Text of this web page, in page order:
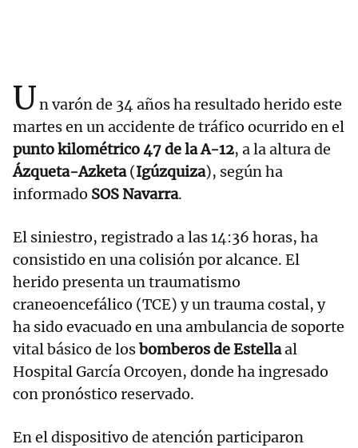
Un varón de 34 años ha resultado herido este
martes en un accidente de tráfico ocurrido en el
punto kilométrico 47 de la A-12, a la altura de
Ázqueta-Azketa(Igúzquiza), según ha
informado SOS Navarra.
El siniestro, registrado a las 14:36 horas, ha
consistido en una colisión por alcance. El
herido presenta un traumatismo
craneoencefálico (TCE) y un trauma costal, y
ha sido evacuado en una ambulancia de soporte
vital básico de losbomberos de Estellaal
Hospital García Orcoyen, donde ha ingresado
con pronóstico reservado.
En el dispositivo de atención participaron